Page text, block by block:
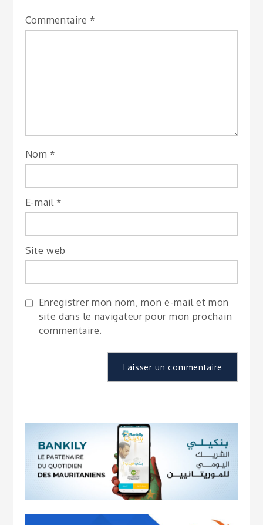
Commentaire *
Nom *
E-mail *
Site web
Enregistrer mon nom, mon e-mail et mon
site dans le navigateur pour mon prochain
commentaire.